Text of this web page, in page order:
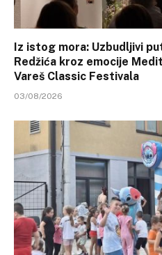
Iz istog mora: Uzbudljivi
Redžića kroz emocije
Vareš Classic Festivala
03/08/2026